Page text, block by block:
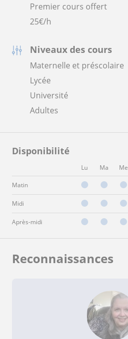
Premier cours offert
25€/h
Niveaux des cours
Maternelle et préscolaire
Lycée
Université
Adultes
Disponibilité
Lu Ma Me
Matin
Midi
Après-midi
Reconnaissances